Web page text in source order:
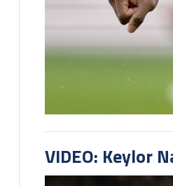
VIDEO: Keylor